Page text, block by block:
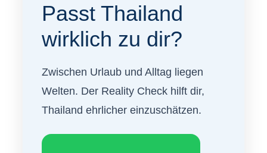
Passt Thailand
wirklich zu dir?
Zwischen Urlaub und Alltag liegen
Welten. Der Reality Check hilft dir,
Thailand ehrlicher einzuschätzen.